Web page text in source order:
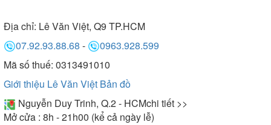
Địa chỉ: Lê Văn Việt, Q9 TP.HCM
07.92.93.88.68 -
0963.928.599
Mã số thuế: 0313491010
Giới thiệu Lê Văn Việt Bản đồ
Nguyễn Duy Trinh, Q.2 - HCMchi tiết >>
Mở cửa : 8h - 21h00 (kể cả ngày lễ)